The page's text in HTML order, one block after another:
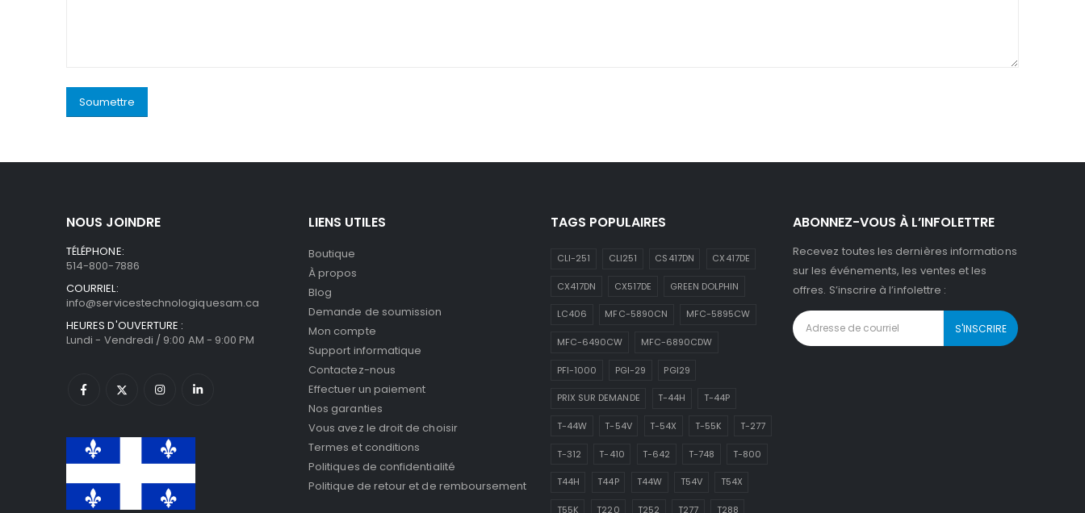
NOUS JOINDRE
TÉLÉPHONE:
514-800-7886
COURRIEL:
info@servicestechnologiquesam.ca
HEURES D'OUVERTURE :
Lundi - Vendredi / 9:00 AM - 9:00 PM
LIENS UTILES
Boutique
À propos
Blog
Demande de soumission
Mon compte
Support informatique
Contactez-nous
Effectuer un paiement
Nos garanties
Vous avez le droit de choisir
Termes et conditions
Politiques de confidentialité
Politique de retour et de remboursement
TAGS POPULAIRES
CLI-251 CLI251 CS417DN CX417DE
CX417DN CX517DE GREEN DOLPHIN
LC406 MFC-5890CN MFC-5895CW
MFC-6490CW MFC-6890CDW
PFI-1000 PGI-29 PGI29
PRIX SUR DEMANDE T-44H T-44P
T-44W T-54V T-54X T-55K T-277
T-312 T-410 T-642 T-748 T-800
T44H T44P T44W T54V T54X
T55K T220 T252 T277 T288
ABONNEZ-VOUS À L’INFOLETTRE
Recevez toutes les dernières informations
sur les événements, les ventes et les
offres. S’inscrire à l’infolettre :